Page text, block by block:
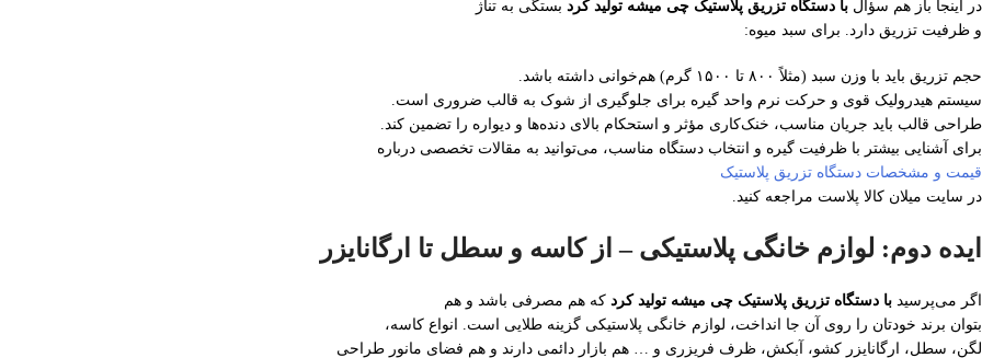
در اینجا باز هم سؤال با دستگاه تزریق پلاستیک چی میشه تولید کرد بستگی به تناژ
و ظرفیت تزریق دارد. برای سبد میوه:
حجم تزریق باید با وزن سبد (مثلاً ۸۰۰ تا ۱۵۰۰ گرم) هم‌خوانی داشته باشد.
سیستم هیدرولیک قوی و حرکت نرم واحد گیره برای جلوگیری از شوک به قالب ضروری است.
طراحی قالب باید جریان مناسب، خنک‌کاری مؤثر و استحکام بالای دنده‌ها و دیواره را تضمین کند.
برای آشنایی بیشتر با ظرفیت گیره و انتخاب دستگاه مناسب، می‌توانید به مقالات تخصصی درباره
قیمت و مشخصات دستگاه تزریق پلاستیک
در سایت میلان کالا پلاست مراجعه کنید.
ایده دوم: لوازم خانگی پلاستیکی – از کاسه و سطل تا ارگانایزر
اگر می‌پرسید با دستگاه تزریق پلاستیک چی میشه تولید کرد که هم مصرفی باشد و هم
بتوان برند خودتان را روی آن جا انداخت، لوازم خانگی پلاستیکی گزینه طلایی است. انواع کاسه،
لگن، سطل، ارگانایزر کشو، آبکش، ظرف فریزری و … هم بازار دائمی دارند و هم فضای مانور طراحی